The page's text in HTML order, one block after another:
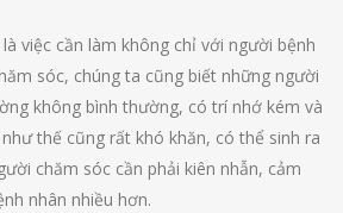
việc cần làm không chỉ với người bệnh
sóc, chúng ta cũng biết những người
không bình thường, có trí nhớ kém và
thế cũng rất khó khăn, có thể sinh ra
chăm sóc cần phải kiên nhẫn, cảm
nhân nhiều hơn.